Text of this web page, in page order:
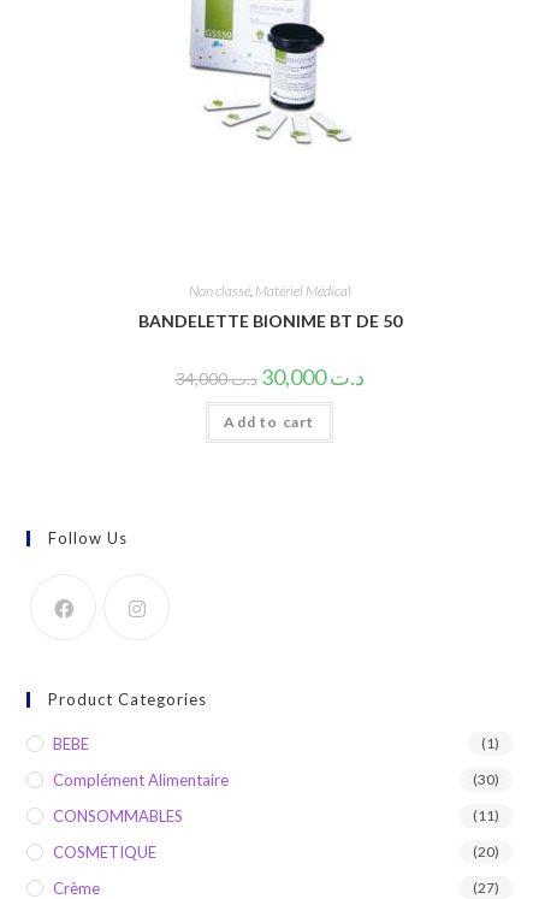
Non classé, Matériel Médical
BANDELETTE BIONIME BT DE 50
د.ت34,000 د.ت30,000
Add to cart
Follow Us
Product Categories
BEBE (1)
Complément Alimentaire (30)
CONSOMMABLES (11)
COSMETIQUE (20)
Crème (27)